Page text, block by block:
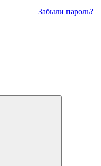
Забыли пароль?